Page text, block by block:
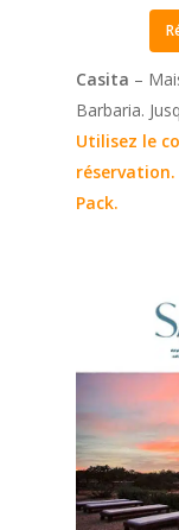
Casita –
Barbaria.
Utilisez le
Pack.